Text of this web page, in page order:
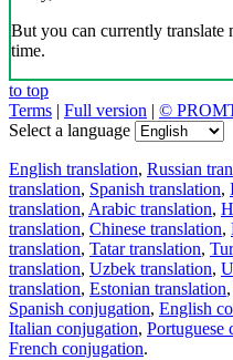
But you can currently translate
time.
to top
Terms | Full version | ©
Select a language
English translation, Russian
translation, Spanish translation,
translation, Arabic translation,
translation, Chinese translation,
translation, Tatar translation,
translation, Uzbek translation,
translation, Estonian translation,
Spanish conjugation, English
Italian conjugation, Portuguese
French conjugation.